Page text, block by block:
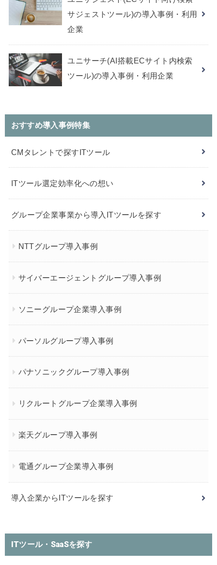
サジェストツール)の導入事例・利用
企業
ユニサーチ(AI搭載ECサイト内検索
ツール)の導入事例・利用企業
おすすめ導入事例特集
CMタレントで探すITツール
ITツール選定効率化への想い
グループ企業事業から導入ITツールを探す
NTTグループ導入事例
サイバーエージェントグループ導入事例
ソニーグループ企業導入事例
パーソルグループ導入事例
パナソニックグループ導入事例
リクルートグループ企業導入事例
楽天グループ導入事例
電通グループ企業導入事例
導入企業からITツールを探す
ITツール・SaaSを探す